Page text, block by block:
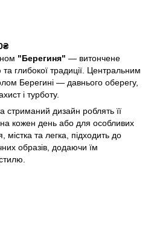
"Берегиня" — витончене
глибокої традиції. Центральним
Берегині — давнього оберегу,
і турботу.
стриманий дизайн роблять її
кожен день або для особливих
містка та легка, підходить до
образів, додаючи їм